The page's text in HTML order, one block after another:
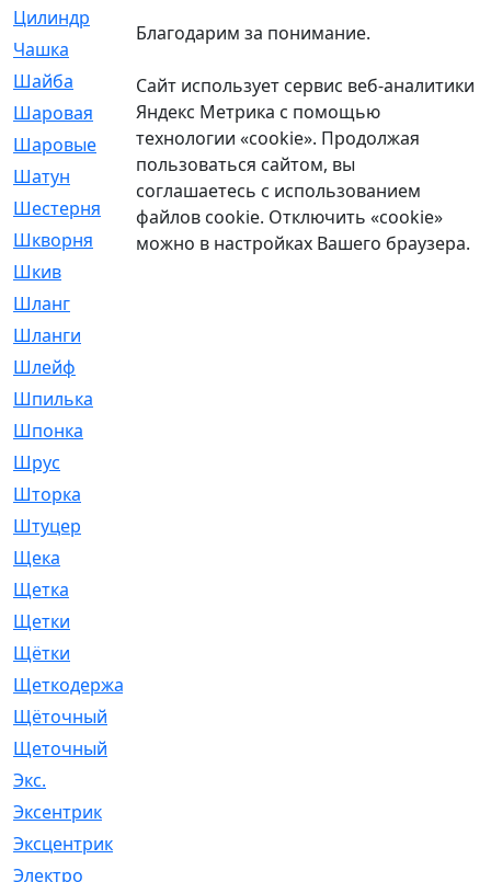
Цилиндр
Чашка
[695]
Шайба
[37]
Шаровая
[900]
Шаровые
[1]
Шатун
[226]
Шестерня
[33]
Шкворня
[118]
Шкив
Шланг
Шланги
Шлейф
Шпилька
Шпонка
Шрус
Шторка
Штуцер
Щека
Щетка
Щетки
Щётки
Щеткодержатель
Щёточный
Щеточный
Экс.
Эксентрик
Эксцентрик
Электро
Благодарим за понимание.
Сайт использует сервис веб-аналитики
Яндекс Метрика с помощью
технологии «cookie». Продолжая
пользоваться сайтом, вы
соглашаетесь с использованием
файлов cookie. Отключить «cookie»
можно в настройках Вашего браузера.